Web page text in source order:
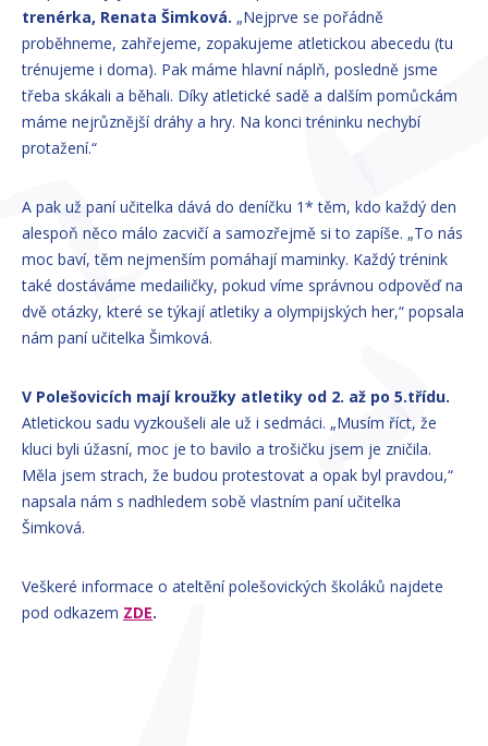
trenérka, Renata Šimková. „Nejprve se pořádně
proběhneme, zahřejeme, zopakujeme atletickou abecedu (tu
trénujeme i doma). Pak máme hlavní náplň, posledně jsme
třeba skákali a běhali. Díky atletické sadě a dalším pomůckám
máme nejrůznější dráhy a hry. Na konci tréninku nechybí
protažení.“
A pak už paní učitelka dává do deníčku 1* těm, kdo každý den
alespoň něco málo zacvičí a samozřejmě si to zapíše. „To nás
moc baví, těm nejmenším pomáhají maminky. Každý trénink
také dostáváme medailičky, pokud víme správnou odpověď na
dvě otázky, které se týkají atletiky a olympijských her,“ popsala
nám paní učitelka Šimková.
V Polešovicích mají kroužky atletiky od 2. až po 5.třídu.
Atletickou sadu vyzkoušeli ale už i sedmáci. „Musím říct, že
kluci byli úžasní, moc je to bavilo a trošičku jsem je zničila.
Měla jsem strach, že budou protestovat a opak byl pravdou,“
napsala nám s nadhledem sobě vlastním paní učitelka
Šimková.
Veškeré informace o ateltění polešovických školáků najdete
pod odkazem ZDE.